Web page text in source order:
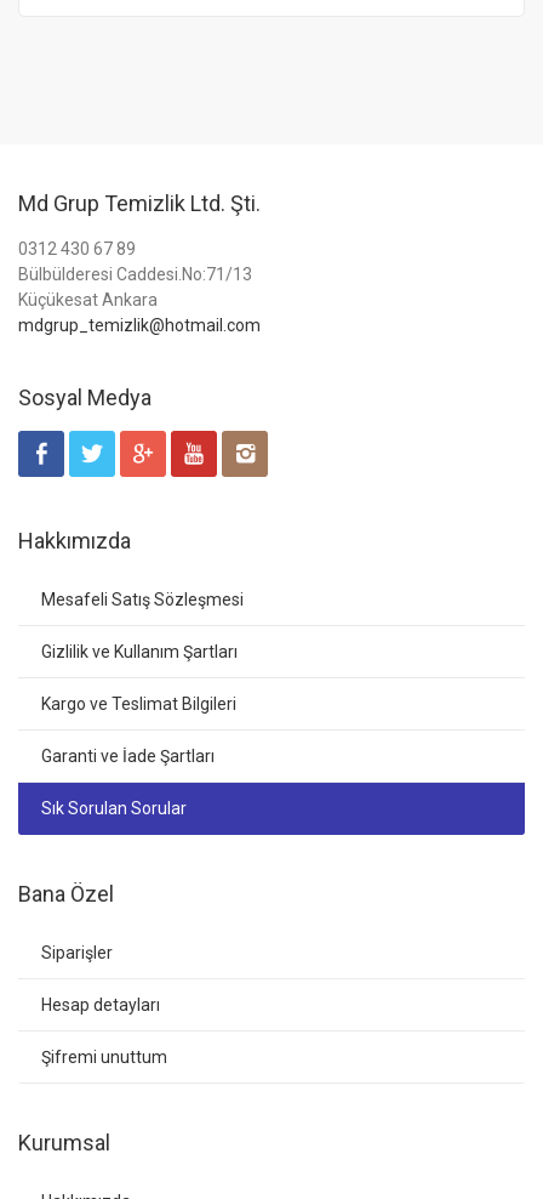
Md Grup Temizlik Ltd. Şti.
0312 430 67 89
Bülbülderesi Caddesi.No:71/13
Küçükesat Ankara
mdgrup_temizlik@hotmail.com
Sosyal Medya
Hakkımızda
Mesafeli Satış Sözleşmesi
Gizlilik ve Kullanım Şartları
Kargo ve Teslimat Bilgileri
Garanti ve İade Şartları
Sık Sorulan Sorular
Bana Özel
Siparişler
Hesap detayları
Şifremi unuttum
Kurumsal